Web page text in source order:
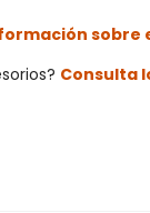
sobre
Consulta